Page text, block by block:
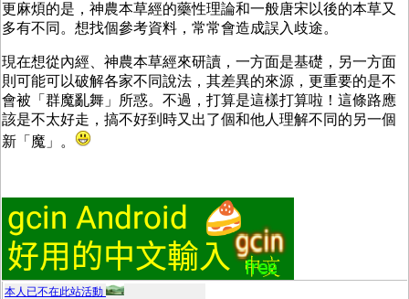
更麻煩的是，神農本草經的藥性理論和一般唐宋以後的本草又
多有不同。想找個參考資料，常常會造成誤入歧途。
現在想從內經、神農本草經來研讀，一方面是基礎，另一方面
則可能可以破解各家不同說法，其差異的來源，更重要的是不
會被「群魔亂舞」所惑。不過，打算是這樣打算啦！這條路應
該是不太好走，搞不好到時又出了個和他人理解不同的另一個
新「魔」。
本人已不在此站活動